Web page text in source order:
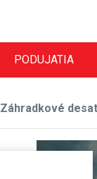
PODUJATIA
Záhradkové